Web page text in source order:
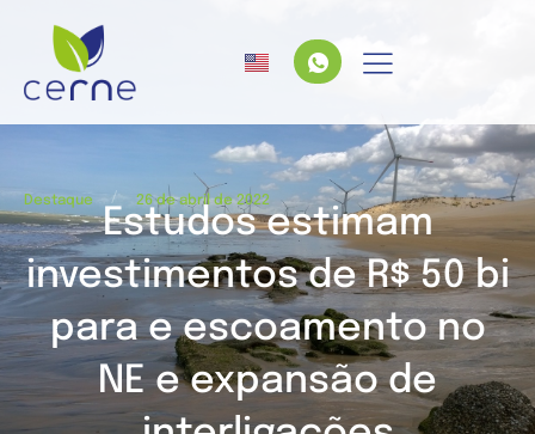
Destaque / 26 de abril de 2022
Estudos estimam
investimentos de R$ 50 bi
para e escoamento no
NE e expansão de